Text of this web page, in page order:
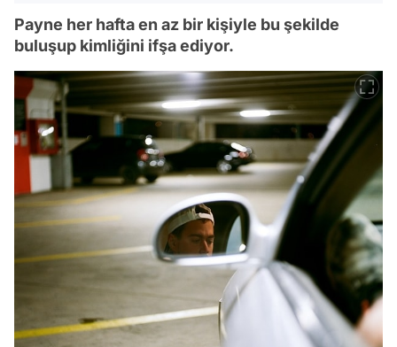
Payne her hafta en az bir kişiyle bu şekilde
buluşup kimliğini ifşa ediyor.